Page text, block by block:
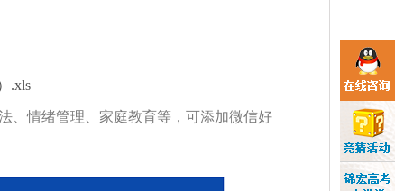
.xls
、情绪管理、家庭教育等，可添加微信好